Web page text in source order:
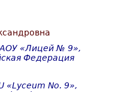
«Лицей № 9»,
Федерация
«Lyceum No. 9»,